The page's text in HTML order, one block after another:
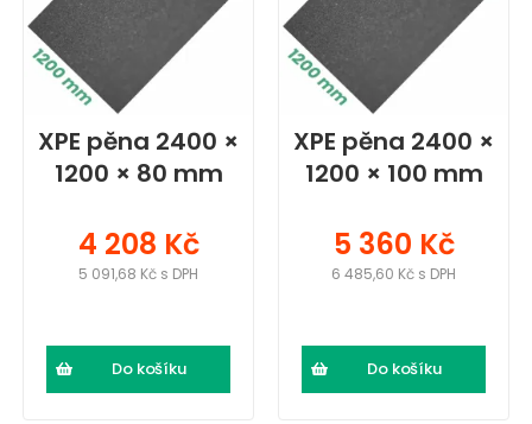
XPE pěna 2400 ×
1200 × 80 mm
4 208 Kč
5 091,68 Kč s DPH
Do košíku
XPE pěna 2400 ×
1200 × 100 mm
5 360 Kč
6 485,60 Kč s DPH
Do košíku